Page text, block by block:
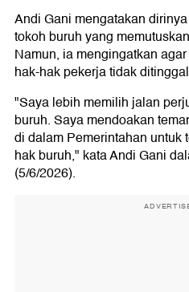
Andi Gani mengatakan
tokoh buruh yang
Namun, ia mengingatkan
hak-hak pekerja tidak
"Saya lebih memilih jalan
buruh. Saya mendoakan
di dalam Pemerintahan untuk
hak buruh," kata Andi Gani
(5/6/2026).